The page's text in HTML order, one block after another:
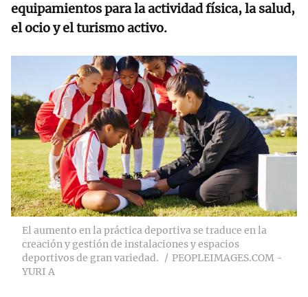
equipamientos para la actividad física, la salud,
el ocio y el turismo activo.
El aumento en la práctica deportiva se traduce en la
creación y gestión de instalaciones y espacios
deportivos de gran variedad.
PEOPLEIMAGES.COM -
YURI A